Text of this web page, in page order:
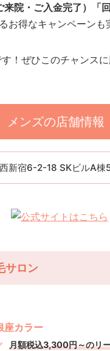
院・ご入金完了）「
お得なキャンペーンも
！ぜひこのチャンス
ンズの店舗情報
新宿6-2-18 SKビルA棟
サロン
座カラー
月額税込3,300円～のリ